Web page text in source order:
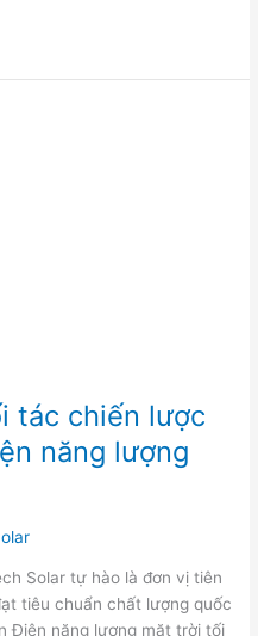
tác chiến lược
năng lượng
Solar tự hào là đơn vị tiên
tiêu chuẩn chất lượng quốc
Điện năng lượng mặt trời tối